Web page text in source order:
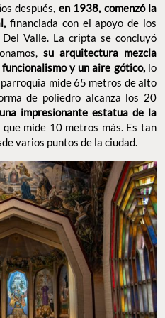
después, en 1938, comenzó la
financiada con el apoyo de los
Valle. La cripta se concluyó
su arquitectura mezcla
y un aire gótico,lo
mide 65 metros de alto
de poliedro alcanza los 20
impresionante estatua de la
que mide 10 metros más. Es tan
varios puntos de la ciudad.